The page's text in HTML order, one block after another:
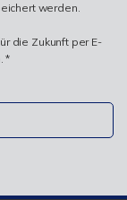
werden.
die Zukunft per E-
*